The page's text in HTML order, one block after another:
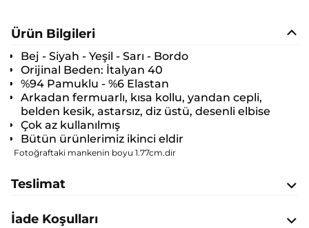
Ürün Bilgileri
Bej - Siyah - Yeşil - Sarı - Bordo
Orijinal Beden: İtalyan 40
%94 Pamuklu - %6 Elastan
Arkadan fermuarlı, kısa kollu, yandan cepli,
belden kesik, astarsız, diz üstü, desenli elbise
Çok az kullanılmış
Bütün ürünlerimiz ikinci eldir
Fotoğraftaki mankenin boyu 1.77cm.dir
Teslimat
İade Koşulları